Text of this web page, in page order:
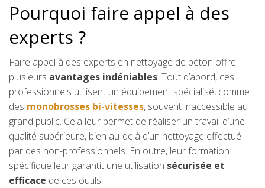
Pourquoi faire appel à des
experts ?
Faire appel à des experts en nettoyage de béton offre
plusieurs avantages indéniables. Tout d’abord, ces
professionnels utilisent un équipement spécialisé, comme
des monobrosses bi-vitesses, souvent inaccessible au
grand public. Cela leur permet de réaliser un travail d’une
qualité supérieure, bien au-delà d’un nettoyage effectué
par des non-professionnels. En outre, leur formation
spécifique leur garantit une utilisation sécurisée et
efficace de ces outils.